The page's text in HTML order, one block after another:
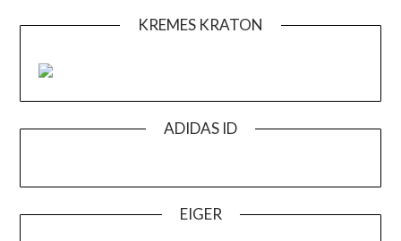
KREMES KRATON
ADIDAS ID
EIGER